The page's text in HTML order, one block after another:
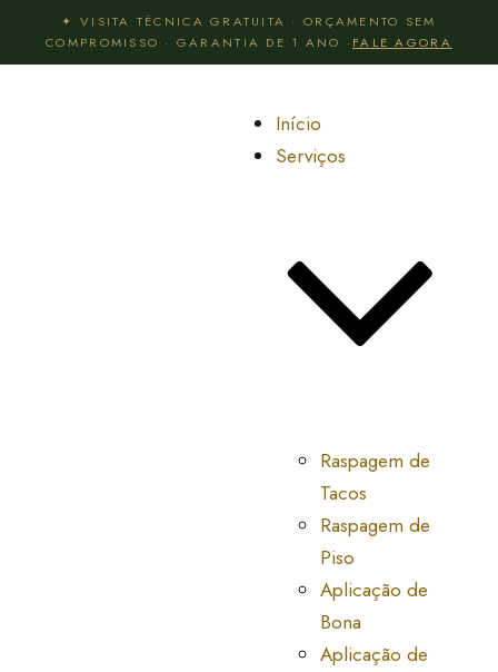
✦ VISITA TÉCNICA GRATUITA · ORÇAMENTO SEM
COMPROMISSO · GARANTIA DE 1 ANO · FALE AGORA
Início
Serviços
Raspagem de
Tacos
Raspagem de
Piso
Aplicação de
Bona
Aplicação de